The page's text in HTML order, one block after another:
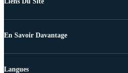
En Savoir Davantage
Langues